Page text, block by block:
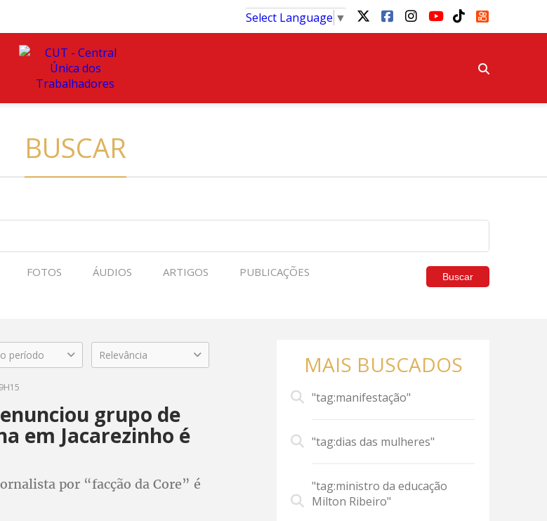
Select Language ▼
BUSCAR
FOTOS ÁUDIOS ARTIGOS PUBLICAÇÕES Buscar
período Relevância
grupo de
em Jacarezinho é
por “facção da Core” é
MAIS BUSCADOS
"tag:manifestação"
"tag:dias das mulheres"
"tag:ministro da educação
Milton Ribeiro"